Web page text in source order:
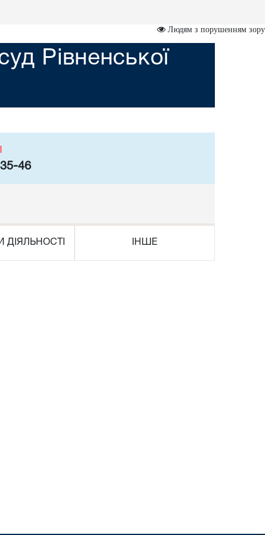
Людям з порушенням зору
Рівненської
46
ДІЯЛЬНОСТІ ІНШЕ